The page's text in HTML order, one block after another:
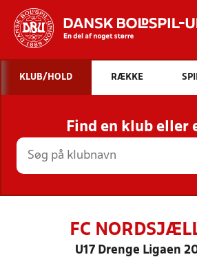
STILLINGER, RESULTATER,
HOLD
KLUB/HOLD RÆKKE
Find en klub eller
FC
U17 Drenge Ligaen